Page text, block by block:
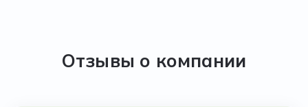
Отзывы о компании